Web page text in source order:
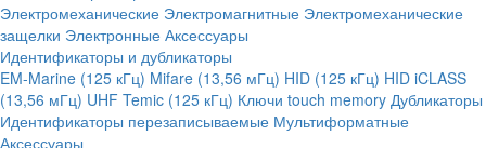
Электромеханические Электромагнитные Электромеханические
защелки Электронные Аксессуары
Идентификаторы и дубликаторы
EM-Marine (125 кГц) Mifare (13,56 мГц) HID (125 кГц) HID iCLASS
(13,56 мГц) UHF Temic (125 кГц) Ключи touch memory Дубликаторы
Идентификаторы перезаписываемые Мультиформатные
Аксессуары